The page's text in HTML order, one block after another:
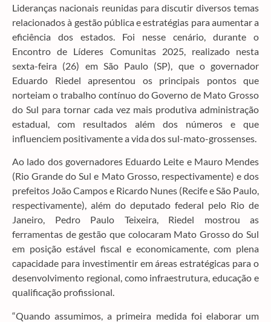
Lideranças nacionais reunidas para discutir diversos temas
relacionados à gestão pública e estratégias para aumentar a
eficiência dos estados. Foi nesse cenário, durante o
Encontro de Líderes Comunitas 2025, realizado nesta
sexta-feira (26) em São Paulo (SP), que o governador
Eduardo Riedel apresentou os principais pontos que
norteiam o trabalho contínuo do Governo de Mato Grosso
do Sul para tornar cada vez mais produtiva administração
estadual, com resultados além dos números e que
influenciem positivamente a vida dos sul-mato-grossenses.
Ao lado dos governadores Eduardo Leite e Mauro Mendes
(Rio Grande do Sul e Mato Grosso, respectivamente) e dos
prefeitos João Campos e Ricardo Nunes (Recife e São Paulo,
respectivamente), além do deputado federal pelo Rio de
Janeiro, Pedro Paulo Teixeira, Riedel mostrou as
ferramentas de gestão que colocaram Mato Grosso do Sul
em posição estável fiscal e economicamente, com plena
capacidade para investimentir em áreas estratégicas para o
desenvolvimento regional, como infraestrutura, educação e
qualificação profissional.
“Quando assumimos, a primeira medida foi elaborar um